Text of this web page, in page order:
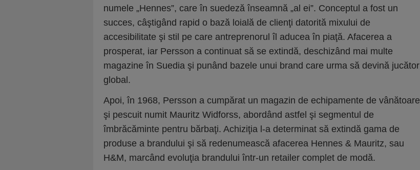
numele „Hennes”, care în suedeză înseamnă „al ei”. Conceptul a fost un
succes, câştigând rapid o bază loială de clienţi datorită mixului de
accesibilitate şi stil pe care antreprenorul îl aducea în piaţă. Afacerea a
prosperat, iar Persson a continuat să se extindă, deschizând mai multe
magazine în Suedia şi punând bazele unui brand care urma să devină jucător
global.
Apoi, în 1968, Persson a cumpărat un magazin de echipamente de vânătoare
şi pescuit numit Mauritz Widforss, abordând astfel şi segmentul de
îmbrăcăminte pentru bărbaţi. Achiziţia l-a determinat să extindă gama de
produse a brandului şi să redenumească afacerea Hennes & Mauritz, sau
H&M, marcând evoluţia brandului într-un retailer complet de modă.